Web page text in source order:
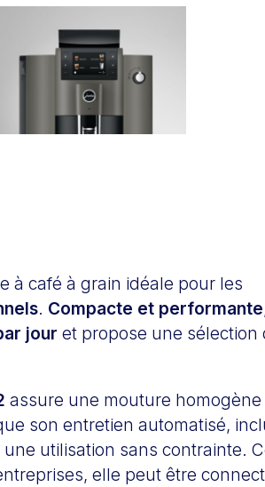
à café à grain idéale pour les
. Compacte et performante
jour et propose une sélection
assure une mouture
son entretien automatisé,
une utilisation sans contrainte.
elle peut être